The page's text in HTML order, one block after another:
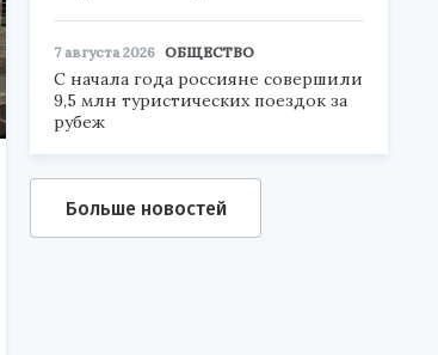
7 августа 2026 ОБЩЕСТВО
С начала года россияне совершили
9,5 млн туристических поездок за
рубеж
Больше новостей